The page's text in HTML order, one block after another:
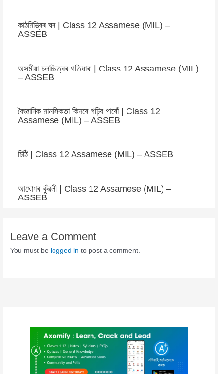
কাঠমিস্ত্ৰিৰ ঘৰ | Class 12 Assamese (MIL) –
ASSEB
অসমীয়া চলচ্চিত্ৰৰ গতিধাৰা | Class 12 Assamese (MIL)
– ASSEB
বৈজ্ঞানিক মানসিকতা কিদৰে গঢ়িব পাৰোঁ | Class 12
Assamese (MIL) – ASSEB
চিঠি | Class 12 Assamese (MIL) – ASSEB
আঘোণৰ কুঁৱলী | Class 12 Assamese (MIL) –
ASSEB
Leave a Comment
You must be logged in to post a comment.